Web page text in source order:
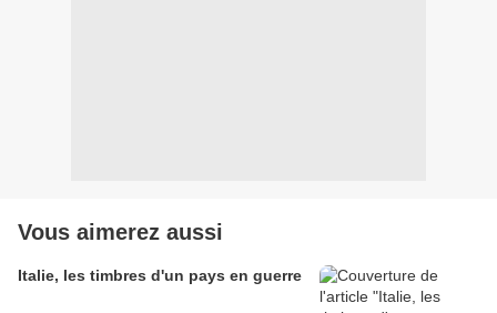
Vous aimerez aussi
Italie, les timbres d'un pays en guerre